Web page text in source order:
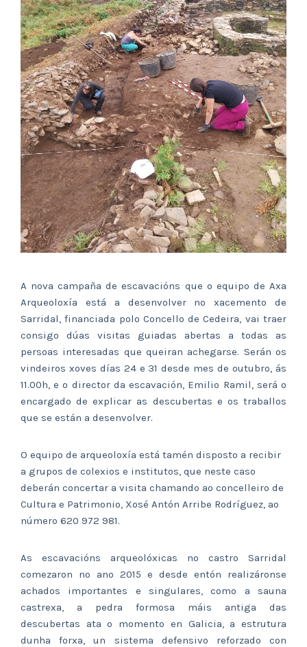
A nova campaña de escavacións que o equipo de Axa
Arqueoloxía está a desenvolver no xacemento de
Sarridal, financiada polo Concello de Cedeira, vai traer
consigo dúas visitas guiadas abertas a todas as
persoas interesadas que queiran achegarse. Serán os
vindeiros xoves días 24 e 31 desde mes de outubro, ás
11.00h, e o director da escavación, Emilio Ramil, será o
encargado de explicar as descubertas e os traballos
que se están a desenvolver.
O equipo de arqueoloxía está tamén disposto a recibir
a grupos de colexios e institutos, que neste caso
deberán concertar a visita chamando ao concelleiro de
Cultura e Patrimonio, Xosé Antón Arribe Rodríguez, ao
número 620 972 981.
As escavacións arqueolóxicas no castro Sarridal
comezaron no ano 2015 e desde entón realizáronse
achados importantes e singulares, como a sauna
castrexa, a pedra formosa máis antiga das
descubertas ata o momento en Galicia, a estrutura
dunha forxa, un sistema defensivo reforzado con